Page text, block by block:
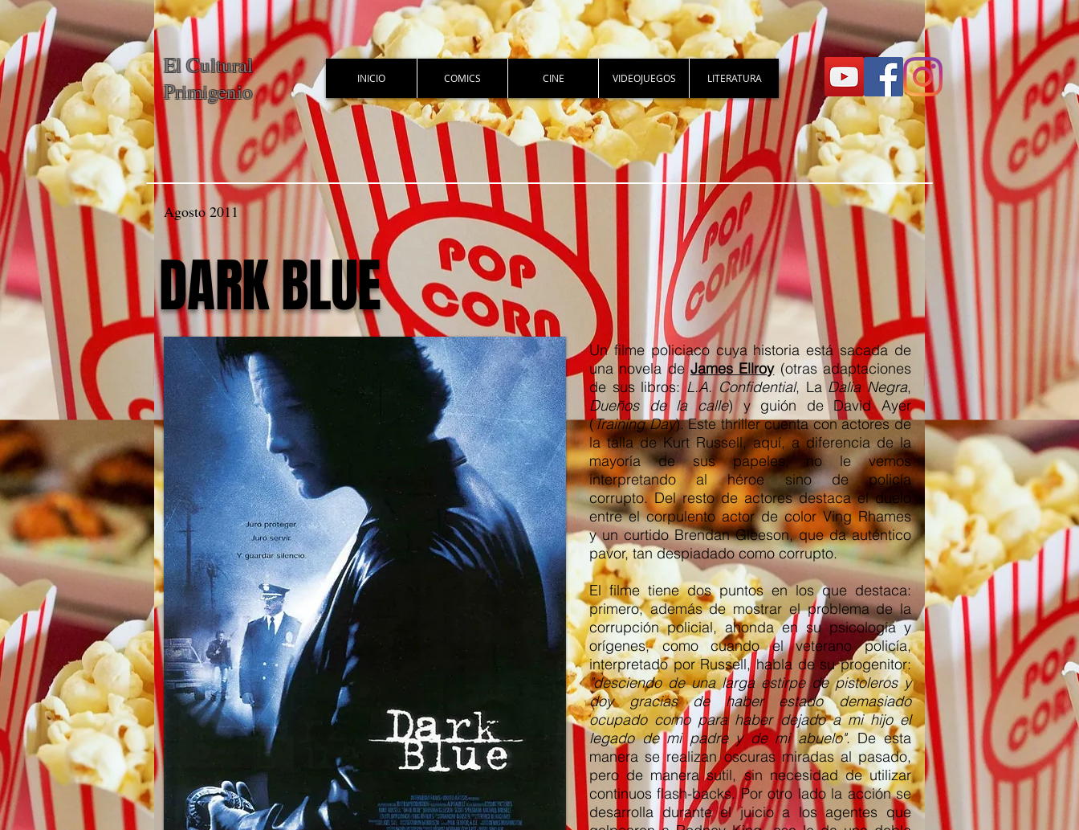
El Cultural
Primigenio
INICIO COMICS CINE VIDEOJUEGOS LITERATURA
Agosto 2011
DARK BLUE
Un filme policiaco cuya historia está sacada de
una novela deJames Ellroy (otras adaptaciones
de sus libros:L.A. Confidential, LaDalia Negra,
Dueños de la calle) y guión de David Ayer
(Training Day). Este thriller cuenta con actores de
la talla de Kurt Russell, aquí, a diferencia de la
mayoría de sus papeles, no le vemos
interpretando al héroe sino de policía
corrupto. Del resto de actores destaca el duelo
entre el corpulento actor de color Ving Rhames
y un curtido Brendan Gleeson, que da auténtico
pavor, tan despiadado como corrupto.
El filme tiene dos puntos en los que destaca:
primero, además de mostrar el problema de la
corrupción policial, ahonda en su psicología y
orígenes, como cuando el veterano policía,
interpretado por Russell, habla de su progenitor:
"desciendo de una larga estirpe de pistoleros y
doy gracias de haber estado demasiado
ocupado como para haber dejado a mi hijo el
legado de mi padre y de mi abuelo". De esta
manera se realizan oscuras miradas al pasado,
pero de manera sutil, sin necesidad de utilizar
continuos flash-backs. Por otro lado la acción se
desarrolla durante el juicio a los agentes que